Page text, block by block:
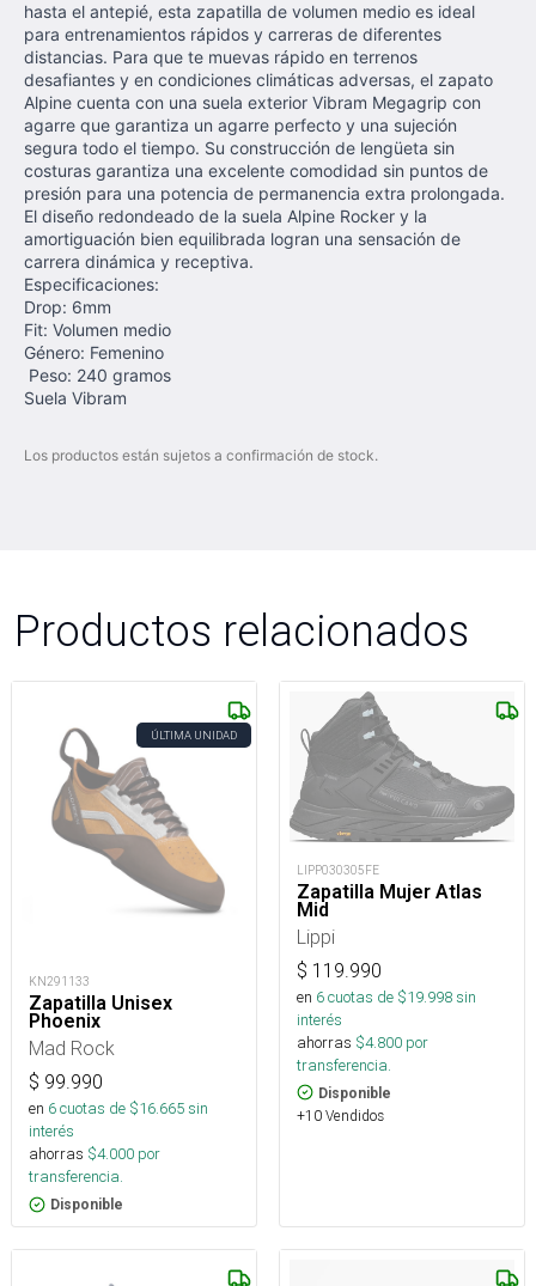
hasta el antepié, esta zapatilla de volumen medio es ideal
para entrenamientos rápidos y carreras de diferentes
distancias. Para que te muevas rápido en terrenos
desafiantes y en condiciones climáticas adversas, el zapato
Alpine cuenta con una suela exterior Vibram Megagrip con
agarre que garantiza un agarre perfecto y una sujeción
segura todo el tiempo. Su construcción de lengüeta sin
costuras garantiza una excelente comodidad sin puntos de
presión para una potencia de permanencia extra prolongada.
El diseño redondeado de la suela Alpine Rocker y la
amortiguación bien equilibrada logran una sensación de
carrera dinámica y receptiva.
Especificaciones:
Drop: 6mm
Fit: Volumen medio
Género: Femenino
Peso: 240 gramos
Suela Vibram
Los productos están sujetos a confirmación de stock.
Productos relacionados
ÚLTIMA UNIDAD
KN291133
Zapatilla Unisex
Phoenix
Mad Rock
$ 99.990
en 6cuotas de $16.665sin
interés
ahorras $4.000 por
transferencia.
Disponible
LIPP030305FE
Zapatilla Mujer Atlas
Mid
Lippi
$ 119.990
en 6cuotas de $19.998sin
interés
ahorras $4.800 por
transferencia.
Disponible
+10 Vendidos